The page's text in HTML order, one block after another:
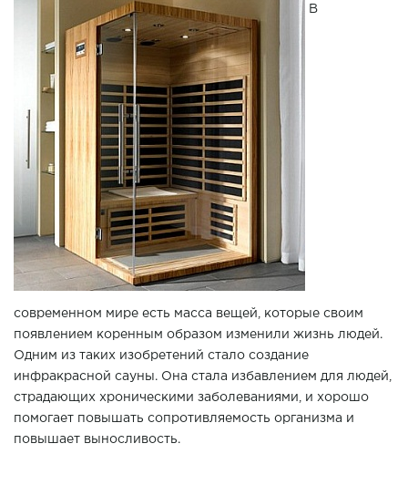
В
современном мире есть масса вещей, которые своим
появлением коренным образом изменили жизнь людей.
Одним из таких изобретений стало создание
инфракрасной сауны. Она стала избавлением для людей,
страдающих хроническими заболеваниями, и хорошо
помогает повышать сопротивляемость организма и
повышает выносливость.